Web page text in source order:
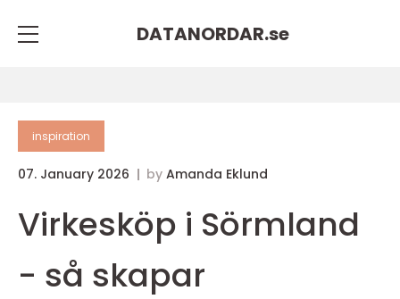
DATANORDAR.se
inspiration
07. January 2026 by Amanda Eklund
Virkesköp i Sörmland
- så skapar